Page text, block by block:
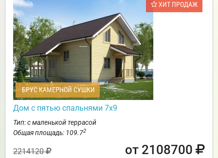
ХИТ ПРОДАЖ
БРУС КАМЕРНОЙ СУШКИ
Дом с пятью спальнями 7х9
Тип: с маленькой террасой
Общая площадь: 109.72
2214120 от 2108700